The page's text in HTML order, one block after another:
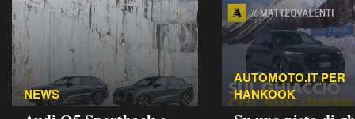
NEWS
AUTOMOTO.IT PER
HANKOOK